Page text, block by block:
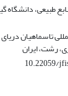
طبیعی، دانشگاه
تاسماهیان
رشت، ایران
10.22059/